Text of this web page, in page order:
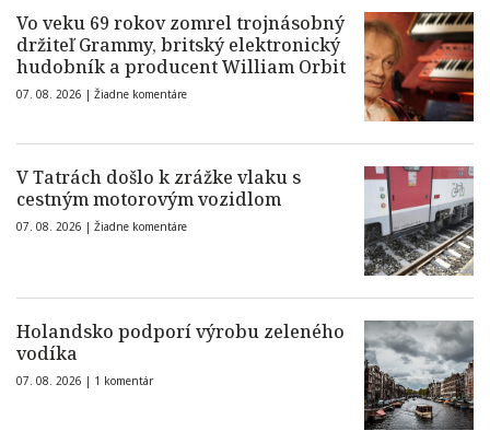
Vo veku 69 rokov zomrel trojnásobný
držiteľ Grammy, britský elektronický
hudobník a producent William Orbit
07. 08. 2026 | Žiadne komentáre
V Tatrách došlo k zrážke vlaku s
cestným motorovým vozidlom
07. 08. 2026 | Žiadne komentáre
Holandsko podporí výrobu zeleného
vodíka
07. 08. 2026 | 1 komentár